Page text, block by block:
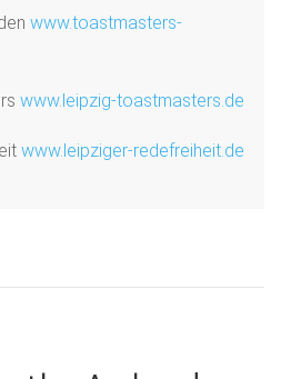
www.toastmasters-
www.leipzig-toastmasters.de
www.leipziger-redefreiheit.de